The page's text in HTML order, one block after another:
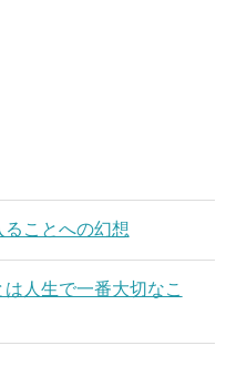
ことへの幻想
は人生で一番大切なこ